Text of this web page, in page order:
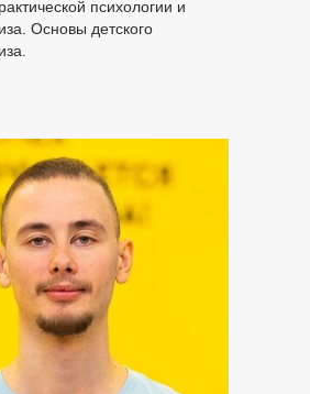
психологии и
Основы детского